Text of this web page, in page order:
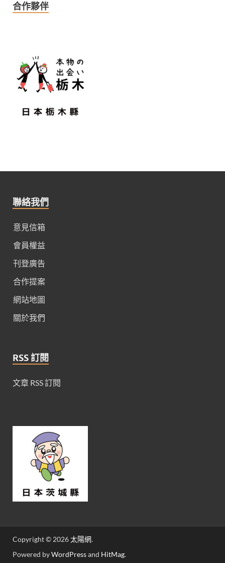
合作夥伴
聯絡我們
意見信箱
會員權益
刊登廣告
合作提案
網站地圖
關於我們
RSS 訂閱
文章 RSS 訂閱
Copyright © 2026太陽網.
Powered byWordPressand HitMag.